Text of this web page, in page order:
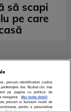
să scapi
pe care
precum identificatorii cookie
dvs. făcând clic mai
pe pagina cu politica de
navigarea.
Mai multe detalii
precum si furnizorii nostri de
pentru a personaliza